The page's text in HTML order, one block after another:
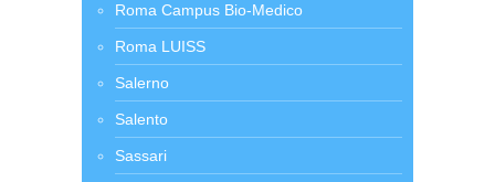
Roma Campus Bio-Medico
Roma LUISS
Salerno
Salento
Sassari